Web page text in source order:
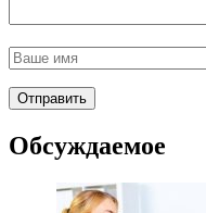
Обсуждаемое